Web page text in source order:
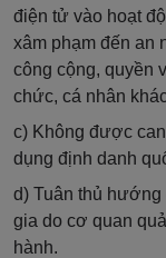
điện tử vào hoạt
xâm phạm đến an
công cộng, quyền
chức, cá nhân
c) Không được
dụng định danh
d) Tuân thủ
gia do cơ quan
hành.